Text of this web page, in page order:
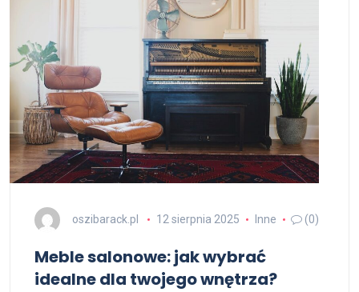
oszibarack.pl 12 sierpnia 2025 Inne (0)
Meble salonowe: jak wybrać
idealne dla twojego wnętrza?